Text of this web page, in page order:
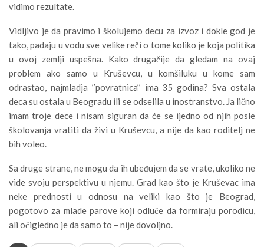
vidimo rezultate.
Vidljivo je da pravimo i školujemo decu za izvoz i dokle god je
tako, padaju u vodu sve velike reči o tome koliko je koja politika
u ovoj zemlji uspešna. Kako drugačije da gledam na ovaj
problem ako samo u Kruševcu, u komšiluku u kome sam
odrastao, najmladja ’’povratnica’’ ima 35 godina? Sva ostala
deca su ostala u Beogradu ili se odselila u inostranstvo. Ja lično
imam troje dece i nisam siguran da će se ijedno od njih posle
školovanja vratiti da živi u Kruševcu, a nije da kao roditelj ne
bih voleo.
Sa druge strane, ne mogu da ih ubeđujem da se vrate, ukoliko ne
vide svoju perspektivu u njemu. Grad kao što je Kruševac ima
neke prednosti u odnosu na veliki kao što je Beograd,
pogotovo za mlade parove koji odluče da formiraju porodicu,
ali očigledno je da samo to – nije dovoljno.